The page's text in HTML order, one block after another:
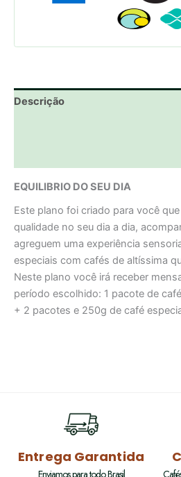
Descrição
EQUILIBRIO DO SEU DIA
Este plano foi criado para você
qualidade no seu dia a dia,
agreguem uma experiência
especiais com cafés de altíssima
Neste plano você irá receber
período escolhido: 1 pacote de
+ 2 pacotes e 250g de café
Entrega Garantida